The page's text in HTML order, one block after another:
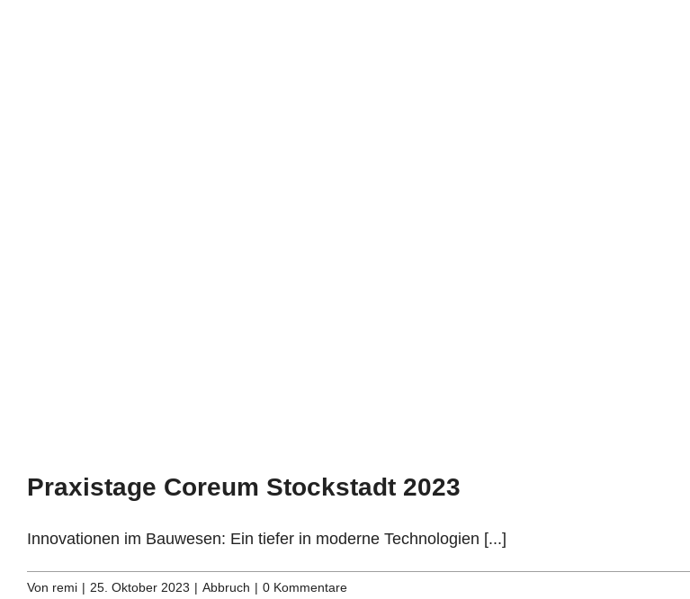
Praxistage Coreum Stockstadt 2023
Innovationen im Bauwesen: Ein tiefer in moderne Technologien [...]
Von remi | 25. Oktober 2023 | Abbruch | 0 Kommentare